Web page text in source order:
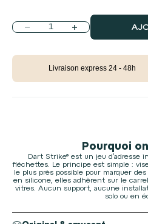
Diminuer la quantitéAugmenter la quantité
Livraison express 24 - 48h
Pourquoi
Dart Strike® est un jeu d’adresse
fléchettes. Le principe est simple :
le plus près possible pour marquer
en silicone, elles adhèrent sur le
vitres. Aucun support, aucune
solo ou en